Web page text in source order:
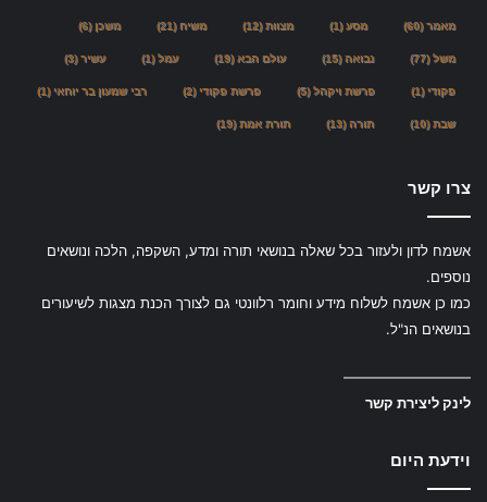
מאמר(60) מסע(1) מצוות(12) משיח (21) משכן (6)
משל(77) נבואה(15) עולם הבא(19) עמל(1) עשיר(3)
פקודי (1) פרשת ויקהל(5) פרשת פקודי (2) רבי שמעון בר יוחאי (1)
שבת(10) תורה(13) תורת אמת(19)
צרו קשר
אשמח לדון ולעזור בכל שאלה בנושאי תורה ומדע, השקפה, הלכה ונושאים
נוספים.
כמו כן אשמח לשלוח מידע וחומר רלוונטי גם לצורך הכנת מצגות לשיעורים
בנושאים הנ"ל.
—————————
לינק ליצירת קשר
וידעת היום